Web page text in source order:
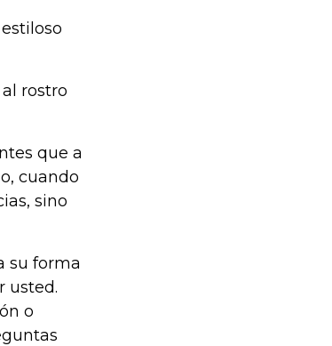
rostro
que a
cuando
sino
su forma
usted.
o